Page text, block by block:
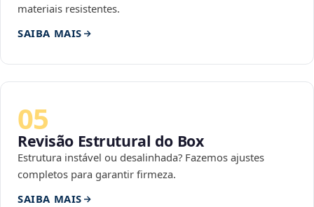
materiais resistentes.
SAIBA MAIS
05
Revisão Estrutural do Box
Estrutura instável ou desalinhada? Fazemos ajustes
completos para garantir firmeza.
SAIBA MAIS